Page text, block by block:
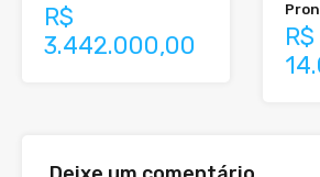
R$
3.442.000,00
R$